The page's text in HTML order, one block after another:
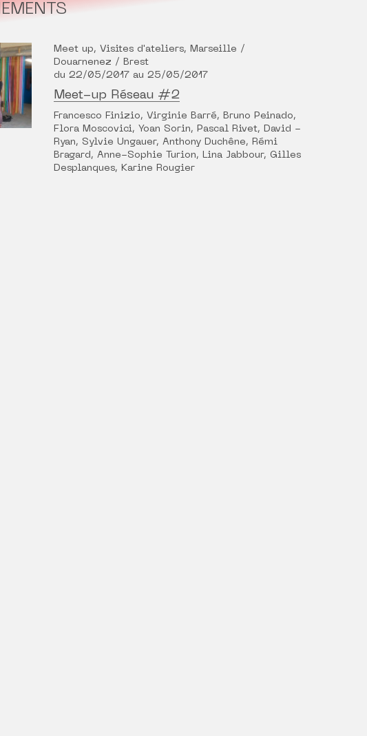
Meet up, Visites d'ateliers, Marseille /
Douarnenez / Brest
du 22/05/2017 au 25/05/2017
Meet-up Réseau #2
Francesco Finizio, Virginie Barré, Bruno Peinado,
Flora Moscovici, Yoan Sorin, Pascal Rivet, David -
Ryan, Sylvie Ungauer, Anthony Duchêne, Rémi
Bragard, Anne-Sophie Turion, Lina Jabbour, Gilles
Desplanques, Karine Rougier